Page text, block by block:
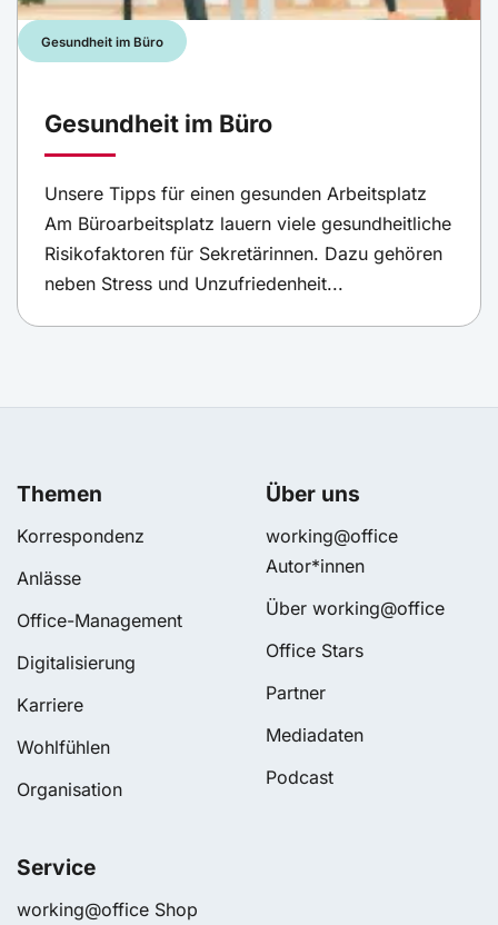
Gesundheit im Büro
Gesundheit im Büro
Unsere Tipps für einen gesunden Arbeitsplatz
Am Büroarbeitsplatz lauern viele gesundheitliche
Risikofaktoren für Sekretärinnen. Dazu gehören
neben Stress und Unzufriedenheit...
Themen
Korrespondenz
Anlässe
Office-Management
Digitalisierung
Karriere
Wohlfühlen
Organisation
Über uns
working@office
Autor*innen
Über working@office
Office Stars
Partner
Mediadaten
Podcast
Service
working@office Shop